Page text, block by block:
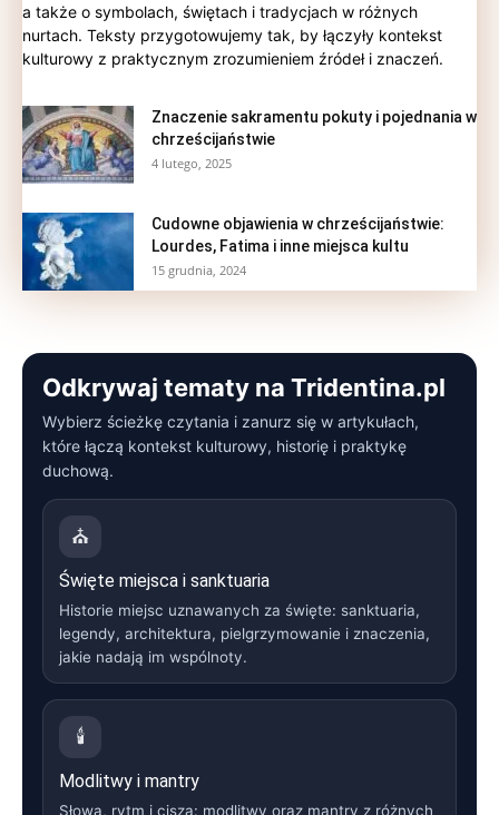
a także o symbolach, świętach i tradycjach w różnych
nurtach. Teksty przygotowujemy tak, by łączyły kontekst
kulturowy z praktycznym zrozumieniem źródeł i znaczeń.
Znaczenie sakramentu pokuty i pojednania w
chrześcijaństwie
4 lutego, 2025
Cudowne objawienia w chrześcijaństwie:
Lourdes, Fatima i inne miejsca kultu
15 grudnia, 2024
Odkrywaj tematy na Tridentina.pl
Wybierz ścieżkę czytania i zanurz się w artykułach,
które łączą kontekst kulturowy, historię i praktykę
duchową.
⛪
Święte miejsca i sanktuaria
Historie miejsc uznawanych za święte: sanktuaria,
legendy, architektura, pielgrzymowanie i znaczenia,
jakie nadają im wspólnoty.
🕯️
Modlitwy i mantry
Słowa, rytm i cisza: modlitwy oraz mantry z różnych